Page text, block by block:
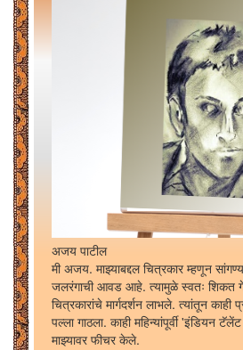
अजय पाटील
मी अजय. माझ्याबद्दल चित्रकार म्हणून
जलरंगाची आवड आहे. त्यामुळे स्वतः शिकत
चित्रकारांचे मार्गदर्शन लाभले. त्यांतून काही
पल्ला गाठला. काही महिन्यांपूर्वी 'इंडियन
माझ्यावर फीचर केले.